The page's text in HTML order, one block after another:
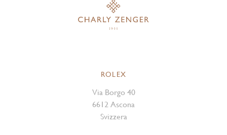
ROLEX
Via Borgo 40
6612 Ascona
Svizzera